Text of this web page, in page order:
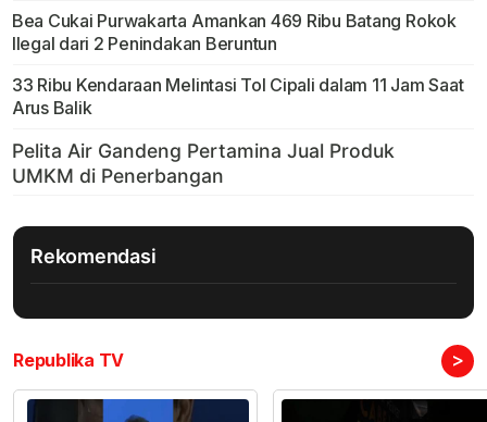
Bea Cukai Purwakarta Amankan 469 Ribu Batang Rokok
Ilegal dari 2 Penindakan Beruntun
33 Ribu Kendaraan Melintasi Tol Cipali dalam 11 Jam Saat
Arus Balik
Rekomendasi
Republika TV >